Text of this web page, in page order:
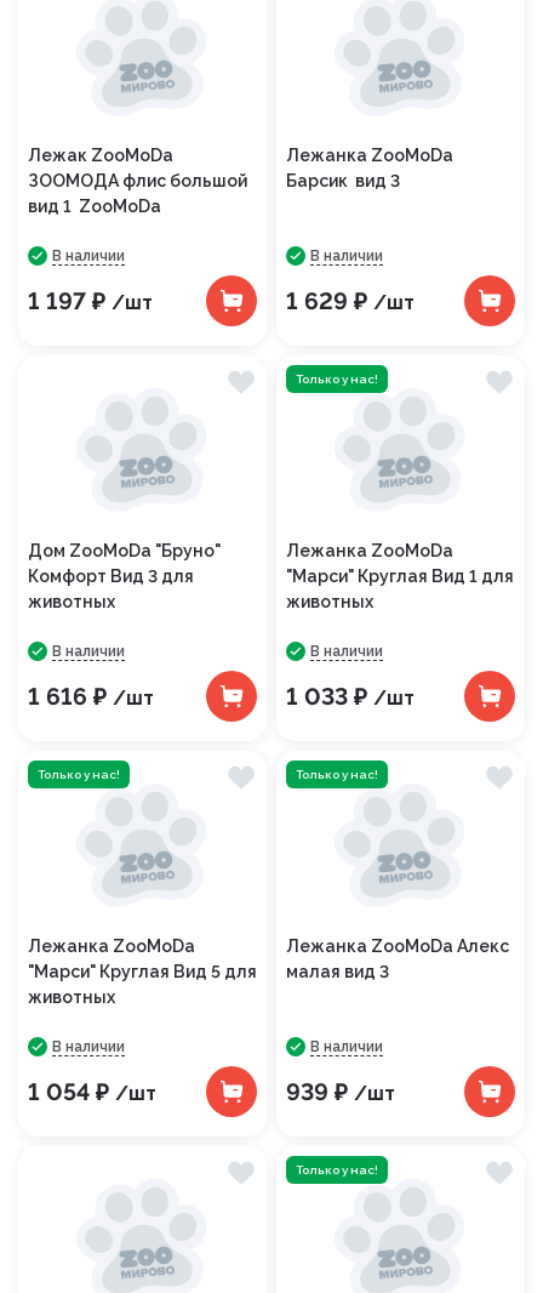
Лежак ZooMoDa
ЗООМОДА флис большой
вид 1 ZooMoDa
В наличии
1 197 ₽ /шт
Лежанка ZooMoDa
Барсик вид 3
В наличии
1 629 ₽ /шт
Дом ZooMoDa "Бруно"
Комфорт Вид 3 для
животных
В наличии
1 616 ₽ /шт
Лежанка ZooMoDa
"Марси" Круглая Вид 1 для
животных
В наличии
1 033 ₽ /шт
Только у нас!
Лежанка ZooMoDa
"Марси" Круглая Вид 5 для
животных
В наличии
1 054 ₽ /шт
Только у нас!
Лежанка ZooMoDa Алекс
малая вид 3
В наличии
939 ₽ /шт
Только у нас!
Только у нас!